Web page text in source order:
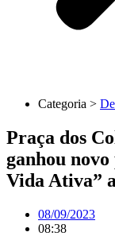
Categoria >
Praça dos
ganhou
Vida Ativa”
08/09/2023
08:38